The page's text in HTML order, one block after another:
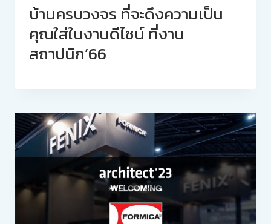
บ้านครบวงจร ที่จะดึงความเป็น
คุณใส่ในงานดีไซน์ ที่งาน
สถาปนิก’66